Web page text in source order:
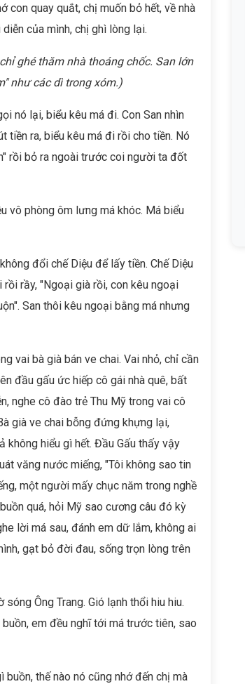
con quay quắt, chị muốn bỏ hết, về nhà
của mình, chị ghì lòng lại.
ghé thăm nhà thoáng chốc. San lớn
như các dìtrong xóm.)
nó lại, biểu kêu má đi. Con San nhìn
tiền ra, biểu kêu má đi rồi cho tiền. Nó
rồi bỏ ra ngoài trước coi người ta đốt
vô phòng ôm lưng má khóc. Má biểu
đổi chế Diệu để lấy tiền. Chế Diệu
rầy, "Ngoại già rồi, con kêu ngoại
San thôi kêu ngoại bằng má nhưng
vai bà già bán ve chai. Vai nhỏ, chỉ cần
đầu gấu ức hiếp cô gái nhà quê, bất
nghe cô đào trẻ Thu Mỹ trong vai cô
già ve chai bỗng đứng khựng lại,
không hiểu gì hết. Đầu Gấu thấy vậy
văng nước miếng, "Tôi không sao tin
một người mấy chục năm trong nghề
quá, hỏi Mỹ sao cương câu đó kỳ
lời má sau, đánh em dữ lắm, không ai
gạt bỏ đời đau, sống trọn lòng trên
Ông Trang. Gió lạnh thổi hiu hiu.
em đều nghĩ tới má trước tiên, sao
thế nào nó cũng nhớ đến chị mà